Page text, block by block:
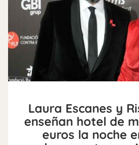
Laura Escanes y
enseñan hotel de
euros la noche